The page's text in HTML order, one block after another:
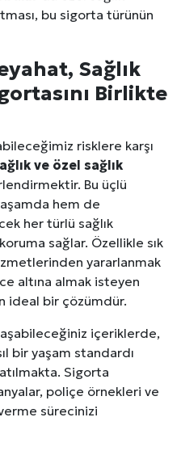
bu sigorta türünün
Sağlık
Birlikte
risklere karşı
ve özel sağlık
Bu üçlü
hem de
her türlü sağlık
sağlar. Özellikle sık
yararlanmak
altına almak isteyen
ideal bir çözümdür.
içeriklerde,
bir yaşam standardı
Sigorta
poliçe örnekleri ve
sürecinizi